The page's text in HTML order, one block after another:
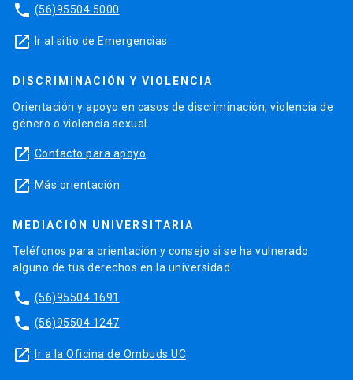
phone (56)95504 5000
launch Ir al sitio de Emergencias
DISCRIMINACIÓN Y VIOLENCIA
Orientación y apoyo en casos de discriminación, violencia de
género o violencia sexual.
launch Contacto para apoyo
launch Más orientación
MEDIACIÓN UNIVERSITARIA
Teléfonos para orientación y consejo si se ha vulnerado
alguno de tus derechos en la universidad.
phone (56)95504 1691
phone (56)95504 1247
launch Ir a la Oficina de Ombuds UC